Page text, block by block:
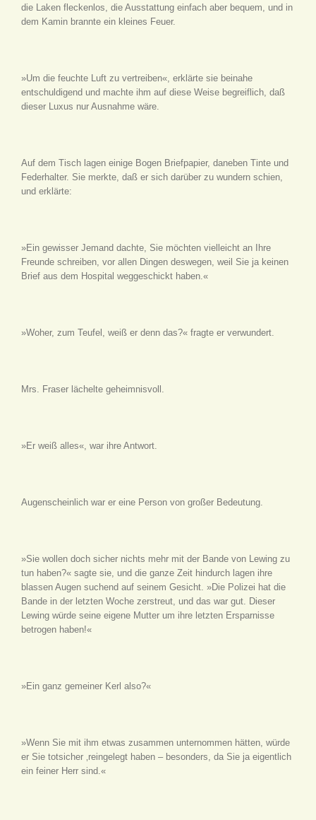
die Laken fleckenlos, die Ausstattung einfach aber bequem, und in
dem Kamin brannte ein kleines Feuer.
»Um die feuchte Luft zu vertreiben«, erklärte sie beinahe
entschuldigend und machte ihm auf diese Weise begreiflich, daß
dieser Luxus nur Ausnahme wäre.
Auf dem Tisch lagen einige Bogen Briefpapier, daneben Tinte und
Federhalter. Sie merkte, daß er sich darüber zu wundern schien,
und erklärte:
»Ein gewisser Jemand dachte, Sie möchten vielleicht an Ihre
Freunde schreiben, vor allen Dingen deswegen, weil Sie ja keinen
Brief aus dem Hospital weggeschickt haben.«
»Woher, zum Teufel, weiß er denn das?« fragte er verwundert.
Mrs. Fraser lächelte geheimnisvoll.
»Er weiß alles«, war ihre Antwort.
Augenscheinlich war er eine Person von großer Bedeutung.
»Sie wollen doch sicher nichts mehr mit der Bande von Lewing zu
tun haben?« sagte sie, und die ganze Zeit hindurch lagen ihre
blassen Augen suchend auf seinem Gesicht. »Die Polizei hat die
Bande in der letzten Woche zerstreut, und das war gut. Dieser
Lewing würde seine eigene Mutter um ihre letzten Ersparnisse
betrogen haben!«
»Ein ganz gemeiner Kerl also?«
»Wenn Sie mit ihm etwas zusammen unternommen hätten, würde
er Sie totsicher ‚reingelegt haben – besonders, da Sie ja eigentlich
ein feiner Herr sind.«